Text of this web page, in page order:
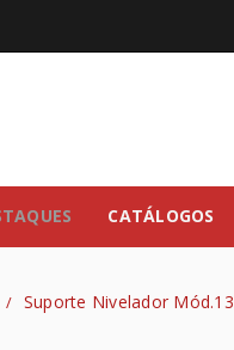
CATÁLOGOS
/ Suporte Nivelador Mód.13